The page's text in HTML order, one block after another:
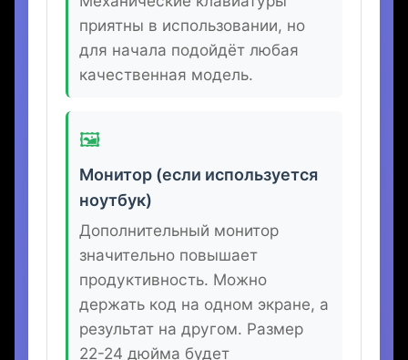
Удобная мышь и клавиатура
Программисты много печатают,
поэтому важно выбрать
приятны в использовании, но
для начала подойдёт любая
качественная модель.
🖼️
Монитор (если используется
ноутбук)
Дополнительный монитор